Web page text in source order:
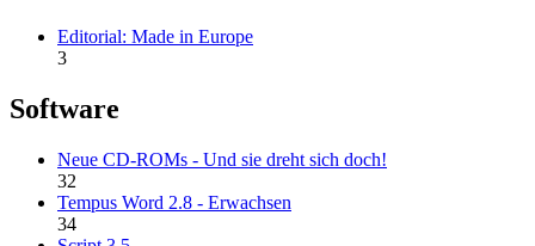
Editorial: Made in Europe
3
Software
Neue CD-ROMs - Und sie dreht sich doch!
32
Tempus Word 2.8 - Erwachsen
34